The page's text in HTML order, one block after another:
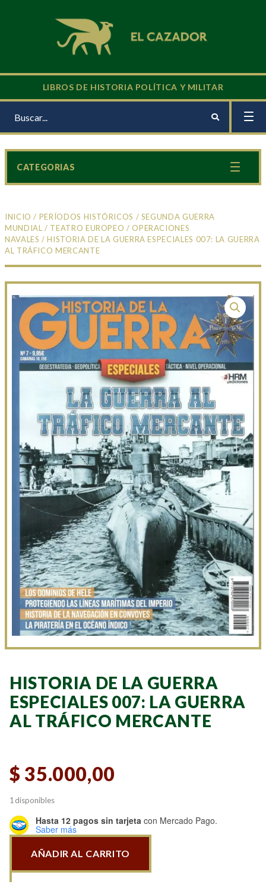
LIBROS DE HISTORIA POLÍTICA Y MILITAR
INICIO / PERÍODOS HISTÓRICOS / SEGUNDA GUERRA
MUNDIAL / TEATRO EUROPEO /OPERACIONES
NAVALES / HISTORIA DE LA GUERRA ESPECIALES 007: LA GUERRA
AL TRÁFICO MERCANTE
HISTORIA DE LA GUERRA
ESPECIALES 007: LA GUERRA
AL TRÁFICO MERCANTE
$ 35.000,00
1 disponibles
Hasta 12 pagos sin tarjeta con Mercado Pago.
Saber más
de
AÑADIR AL CARRITO
CATEGORIAS